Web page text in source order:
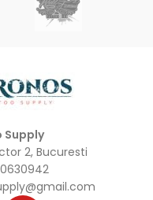
Supply
2, Bucuresti